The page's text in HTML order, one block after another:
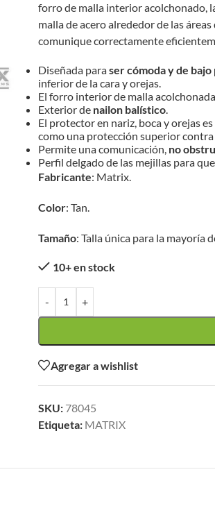
forro de malla interior acolchonado,
malla de acero alrededor de las
comunique correctamente
Diseñada paraser cómoda y de
inferior de la cara y orejas.
El forro interior de malla
Exterior de nailon balístico.
El protector en nariz, boca y orejas
como una protección superior contra
Permite una comunicación, no
Perfil delgado de las mejillas para que
Fabricante: Matrix.
Color: Tan.
Tamaño: Talla única para la mayoría
10+ en stock
- +
Agregar a wishlist
SKU: 78045
Etiqueta: MATRIX